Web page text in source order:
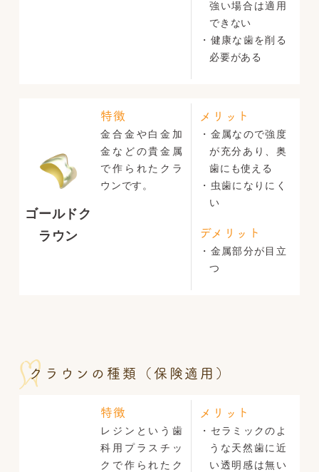
強い場合は適用
できない
・健康な歯を削る
必要がある
ゴールドク
ラウン
特徴
金合金や白金加
金などの貴金属
で作られたクラ
ウンです。
メリット
・金属なので強度
が充分あり、奥
歯にも使える
・虫歯になりにく
い
デメリット
・金属部分が目立
つ
クラウンの種類（保険適用）
特徴
レジンという歯
科用プラスチッ
クで作られたク
メリット
・セラミックのよ
うな天然歯に近
い透明感は無い